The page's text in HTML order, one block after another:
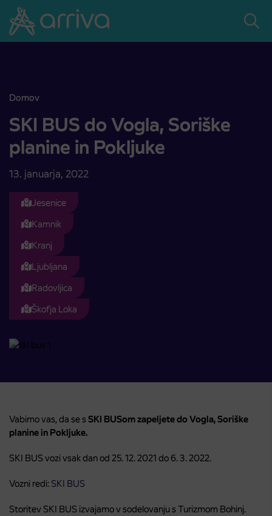
Skoči na vsebino
Domov
SKI BUS do Vogla, Soriške planine in Pokljuke
SKI BUS do Vogla, Soriške
planine in Pokljuke
13. januarja, 2022
Jesenice
Kamnik
Kranj
Ljubljana
Radovljica
Škofja Loka
Vabimo vas, da se s SKI BUSom zapeljete do Vogla, Soriške
planine in Pokljuke.
SKI BUS vozi vsak dan od 25. 12. 2021 do 6. 3. 2022.
Vozni redi: SKI BUS
Storitev SKI BUS izvajamo v sodelovanju s Turizmom Bohinj.